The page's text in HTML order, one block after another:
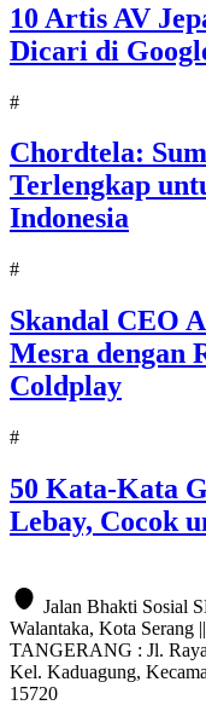
10 Artis AV
Dicari di
#
Chordtela:
Terlengkap
Indonesia
#
Skandal CEO
Mesra dengan
Coldplay
#
50 Kata-Kata
Lebay, Cocok
Jalan Bhakti Sosial
Walantaka, Kota
TANGERANG : Jl.
Kel. Kaduagung,
15720